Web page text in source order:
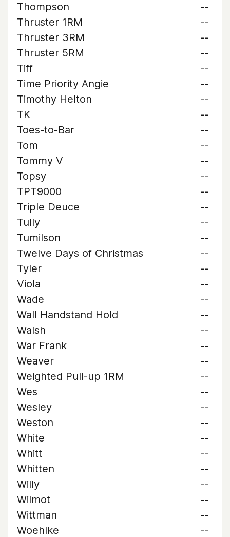
Thompson
--
Thruster 1RM
--
Thruster 3RM
--
Thruster 5RM
--
Tiff
--
Time Priority Angie
--
Timothy Helton
--
TK
--
Toes-to-Bar
--
Tom
--
Tommy V
--
Topsy
--
TPT9000
--
Triple Deuce
--
Tully
--
Tumilson
--
Twelve Days of Christmas
--
Tyler
--
Viola
--
Wade
--
Wall Handstand Hold
--
Walsh
--
War Frank
--
Weaver
--
Weighted Pull-up 1RM
--
Wes
--
Wesley
--
Weston
--
White
--
Whitt
--
Whitten
--
Willy
--
Wilmot
--
Wittman
--
Woehlke
--